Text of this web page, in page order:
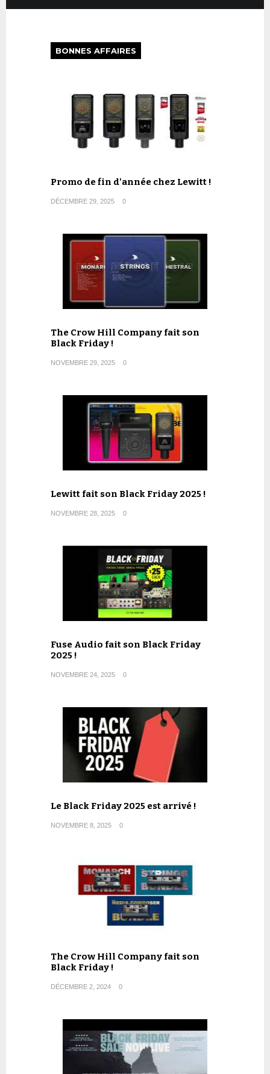
BONNES AFFAIRES
Promo de fin d'année chez Lewitt !
DÉCEMBRE 29, 2025 0
The Crow Hill Company fait son
Black Friday !
NOVEMBRE 29, 2025 0
Lewitt fait son Black Friday 2025 !
NOVEMBRE 28, 2025 0
Fuse Audio fait son Black Friday
2025 !
NOVEMBRE 24, 2025 0
Le Black Friday 2025 est arrivé !
NOVEMBRE 8, 2025 0
The Crow Hill Company fait son
Black Friday !
DÉCEMBRE 2, 2024 0